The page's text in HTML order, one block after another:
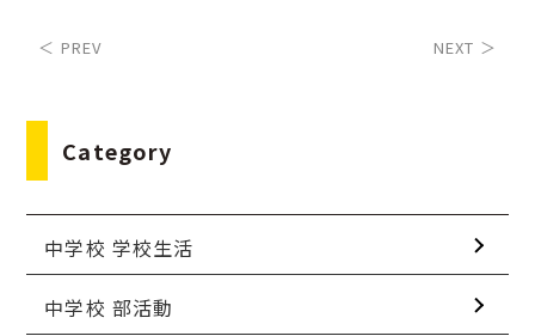
＜ PREV NEXT ＞
Category
中学校 学校生活
中学校 部活動